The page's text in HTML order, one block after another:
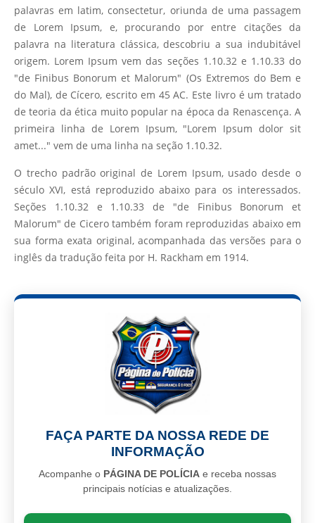
palavras em latim, consectetur, oriunda de uma passagem
de Lorem Ipsum, e, procurando por entre citações da
palavra na literatura clássica, descobriu a sua indubitável
origem. Lorem Ipsum vem das seções 1.10.32 e 1.10.33 do
"de Finibus Bonorum et Malorum" (Os Extremos do Bem e
do Mal), de Cícero, escrito em 45 AC. Este livro é um tratado
de teoria da ética muito popular na época da Renascença. A
primeira linha de Lorem Ipsum, "Lorem Ipsum dolor sit
amet..." vem de uma linha na seção 1.10.32.
O trecho padrão original de Lorem Ipsum, usado desde o
século XVI, está reproduzido abaixo para os interessados.
Seções 1.10.32 e 1.10.33 de "de Finibus Bonorum et
Malorum" de Cicero também foram reproduzidas abaixo em
sua forma exata original, acompanhada das versões para o
inglês da tradução feita por H. Rackham em 1914.
FAÇA PARTE DA NOSSA REDE DE
INFORMAÇÃO
Acompanhe o PÁGINA DE POLÍCIA e receba nossas
principais notícias e atualizações.